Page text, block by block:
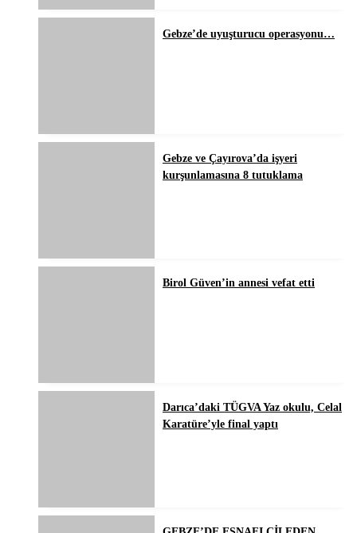
Gebze’de uyuşturucu operasyonu…
Gebze ve Çayırova’da işyeri
kurşunlamasına 8 tutuklama
Birol Güven’in annesi vefat etti
Darıca’daki TÜGVA Yaz okulu, Celal
Karatüre’yle final yaptı